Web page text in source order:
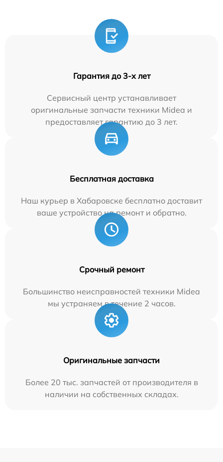
Гарантия до 3-х лет
Сервисный центр устанавливает
оригинальные запчасти техники Midea и
предоставляет гарантию до 3 лет.
Бесплатная доставка
Наш курьер в Хабаровске бесплатно доставит
ваше устройство на ремонт и обратно.
Срочный ремонт
Большинство неисправностей техники Midea
мы устраняем в течение 2 часов.
Оригинальные запчасти
Более 20 тыс. запчастей от производителя в
наличии на собственных складах.